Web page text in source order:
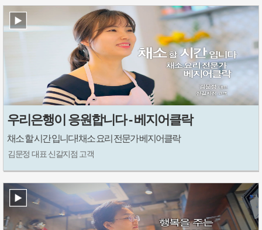
우리은행이 응원합니다 - 베지어클락
채소 할 시간 입니다! 채소 요리 전문가 베지어클락
김문정 대표 신갈지점 고객